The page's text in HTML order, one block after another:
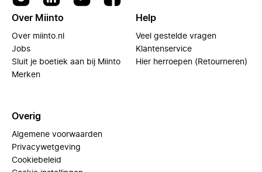
Over Miinto
Over miinto.nl
Jobs
Sluit je boetiek aan bij Miinto
Merken
Help
Veel gestelde vragen
Klantenservice
Hier herroepen (Retourneren)
Overig
Algemene voorwaarden
Privacywetgeving
Cookiebeleid